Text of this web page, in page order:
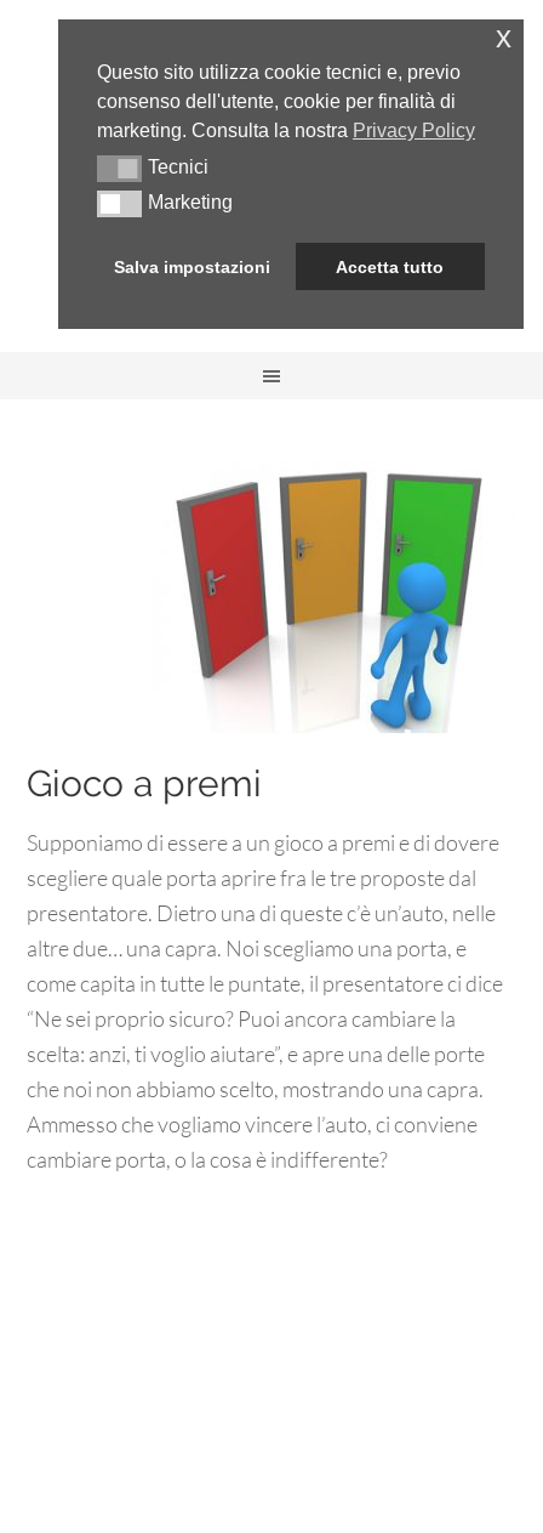
Gioco a premi
Supponiamo di essere a un gioco a premi e di dovere
scegliere quale porta aprire fra le tre proposte dal
presentatore. Dietro una di queste c’è un’auto, nelle
altre due… una capra. Noi scegliamo una porta, e
come capita in tutte le puntate, il presentatore ci dice
“Ne sei proprio sicuro? Puoi ancora cambiare la
scelta: anzi, ti voglio aiutare”, e apre una delle porte
che noi non abbiamo scelto, mostrando una capra.
Ammesso che vogliamo vincere l’auto, ci conviene
cambiare porta, o la cosa è indifferente?
Questo sito utilizza cookie tecnici e, previo
consenso dell'utente, cookie per finalità di
marketing. Consulta la nostra Privacy Policy
TecniciTecnici
MarketingMarketing
Salva impostazioni Accetta tutto
x